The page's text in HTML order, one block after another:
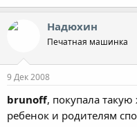
Надюхин
Печатная машинка
9 Дек 2008
brunoff, покупала
ребенок и родителям